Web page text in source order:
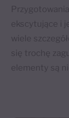
ekscytujące i
wiele
się trochę
elementy są